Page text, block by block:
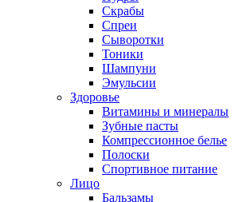
Скрабы
Спреи
Сыворотки
Тоники
Шампуни
Эмульсии
Здоровье
Витамины и минералы
Зубные пасты
Компрессионное белье
Полоски
Спортивное питание
Лицо
Бальзамы